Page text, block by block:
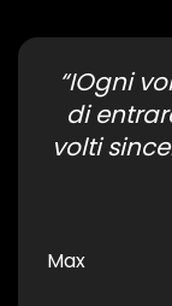
“IOgni
di
volti
Max